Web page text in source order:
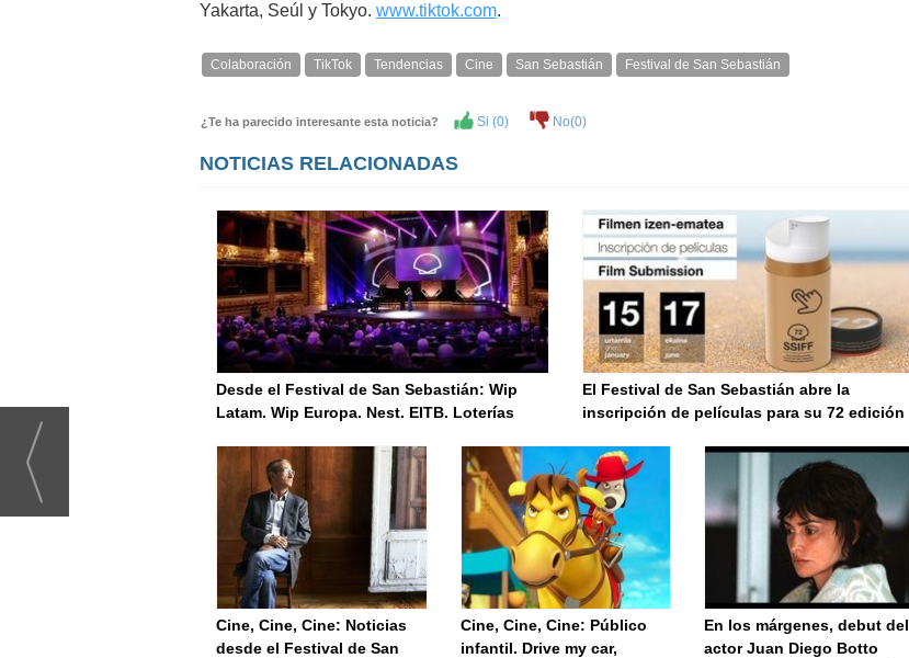
Yakarta, Seúl y Tokyo. www.tiktok.com.
Colaboración TikTok Tendencias Cine San Sebastián Festival de San Sebastián
¿Te ha parecido interesante esta noticia? Si (0) No(0)
NOTICIAS RELACIONADAS
Desde el Festival de San Sebastián: Wip
Latam. Wip Europa. Nest. EITB. Loterías
El Festival de San Sebastián abre la
inscripción de películas para su 72 edición
Cine, Cine, Cine: Noticias
desde el Festival de San
Cine, Cine, Cine: Público
infantil. Drive my car,
En los márgenes, debut del
actor Juan Diego Botto